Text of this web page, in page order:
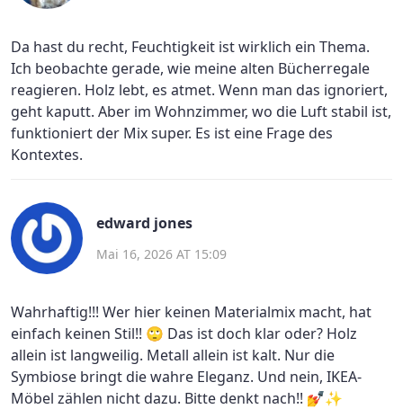
Da hast du recht, Feuchtigkeit ist wirklich ein Thema.
Ich beobachte gerade, wie meine alten Bücherregale
reagieren. Holz lebt, es atmet. Wenn man das ignoriert,
geht kaputt. Aber im Wohnzimmer, wo die Luft stabil ist,
funktioniert der Mix super. Es ist eine Frage des
Kontextes.
edward jones
Mai 16, 2026 AT 15:09
Wahrhaftig!!! Wer hier keinen Materialmix macht, hat
einfach keinen Stil!! 🙄 Das ist doch klar oder? Holz
allein ist langweilig. Metall allein ist kalt. Nur die
Symbiose bringt die wahre Eleganz. Und nein, IKEA-
Möbel zählen nicht dazu. Bitte denkt nach!! 💅✨